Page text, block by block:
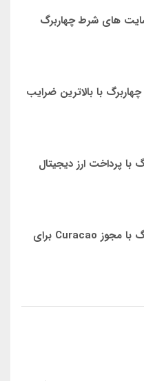
های شرط چهاربرگ
با بالاترین ضرایب
پرداخت ارز دیجیتال
سایت‌ های چهاربرگ با مجوز Curacao برای